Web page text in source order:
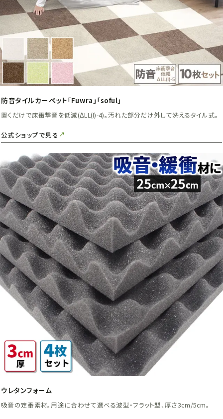
防音タイルカーペット「Fuwra」「soful」
置くだけで床衝撃音を低減(ΔLL(I)-4)。汚れた部分だけ外して洗えるタイル式。
公式ショップで見る
ウレタンフォーム
吸音の定番素材。用途に合わせて選べる波型・フラット型、厚さ3cm/5cm。